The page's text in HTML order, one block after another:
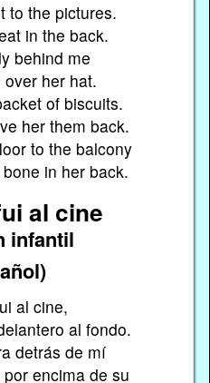
to the pictures.
in the back.
behind me
her hat.
of biscuits.
her them back.
to the balcony
in her back.
al cine
infantil
al cine,
al fondo.
detrás de mí
encima de su